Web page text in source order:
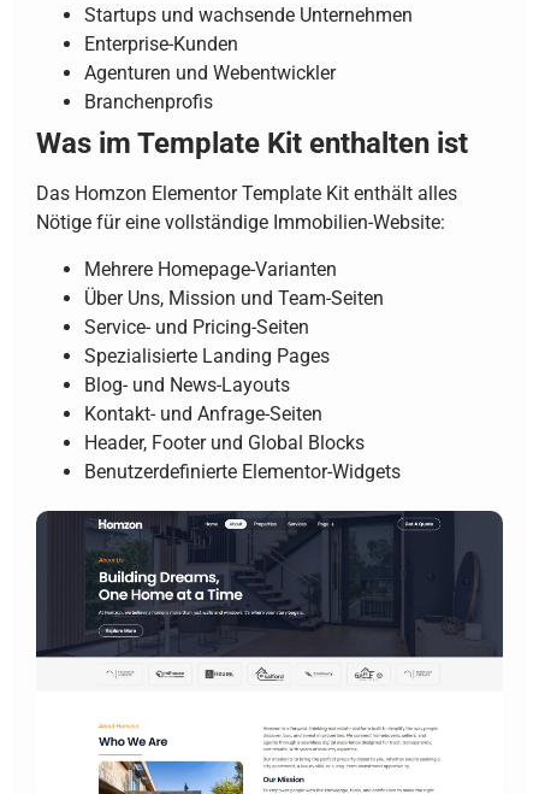
Startups und wachsende Unternehmen
Enterprise-Kunden
Agenturen und Webentwickler
Branchenprofis
Was im Template Kit enthalten ist
Das Homzon Elementor Template Kit enthält alles
Nötige für eine vollständige Immobilien-Website:
Mehrere Homepage-Varianten
Über Uns, Mission und Team-Seiten
Service- und Pricing-Seiten
Spezialisierte Landing Pages
Blog- und News-Layouts
Kontakt- und Anfrage-Seiten
Header, Footer und Global Blocks
Benutzerdefinierte Elementor-Widgets